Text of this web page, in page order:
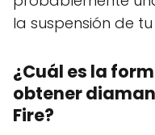
la suspensión de
¿Cuál es la
obtener
Fire?